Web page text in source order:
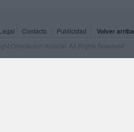
Contacto Publicidad Volver arriba